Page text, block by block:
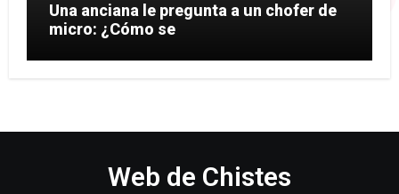
Una anciana le pregunta a un chofer de
micro: ¿Cómo se
Web de Chistes